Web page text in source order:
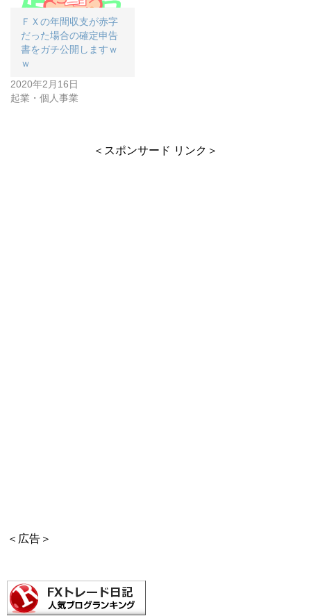
ＦＸの年間収支が赤字
だった場合の確定申告
書をガチ公開しますｗ
ｗ
2020年2月16日
起業・個人事業
＜スポンサード リンク＞
＜広告＞